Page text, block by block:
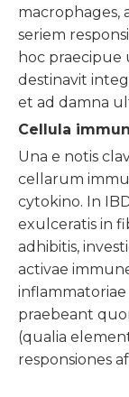
macrophages,
seriem
hoc praecipue
destinavit
et ad damna
Cellula
Una e notis
cellarum
cytokino. In
exulceratis in
adhibitis,
activae
praebeant
(qualia
responsiones